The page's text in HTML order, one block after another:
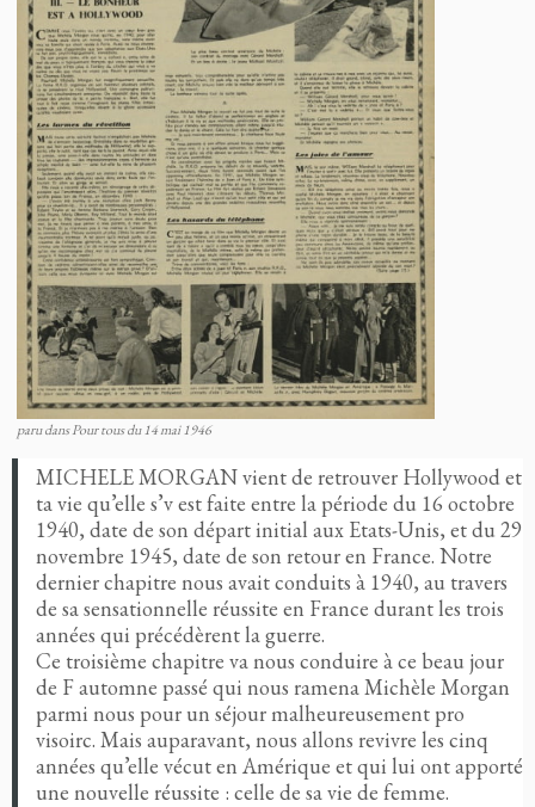
paru dans Pour tous du 14 mai 1946
MICHELE MORGAN vient de retrouver Hollywood et
ta vie qu’elle s’v est faite entre la période du 16 octobre
1940, date de son départ initial aux Etats-Unis, et du 29
novembre 1945, date de son retour en France. Notre
dernier chapitre nous avait conduits à 1940, au travers
de sa sensationnelle réussite en France durant les trois
années qui précédèrent la guerre.
Ce troisième chapitre va nous conduire à ce beau jour
de F automne passé qui nous ramena Michèle Morgan
parmi nous pour un séjour malheureusement pro
visoirc. Mais auparavant, nous allons revivre les cinq
années qu’elle vécut en Amérique et qui lui ont apporté
une nouvelle réussite : celle de sa vie de femme.